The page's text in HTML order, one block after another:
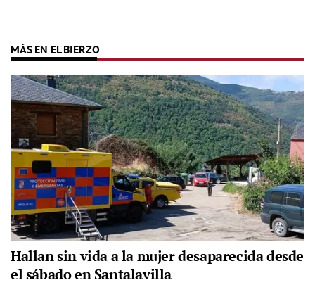
MÁS EN EL BIERZO
Hallan sin vida a la mujer desaparecida desde
el sábado en Santalavilla